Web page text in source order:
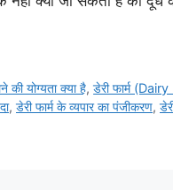
योग्यता क्या है,डेरी फार्म
, डेरी फार्म के व्यपार का पंजीकरण,